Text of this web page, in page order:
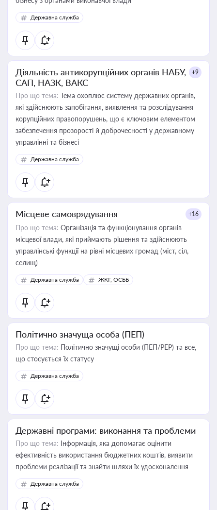
Державна служба
Діяльність антикорупційних органів НАБУ,
САП, НАЗК, ВАКС
+9
Про що тема: Тема охоплює систему державних органів,
які здійснюють запобігання, виявлення та розслідування
корупційних правопорушень, що є ключовим елементом
забезпечення прозорості й доброчесності у державному
управлінні та бізнесі
Державна служба
Місцеве самоврядування +16
Про що тема: Організація та функціонування органів
місцевої влади, які приймають рішення та здійснюють
управлінські функції на рівні місцевих громад (міст, сіл,
селищ)
Державна служба ЖКГ, ОСББ
Політично значуща особа (ПЕП)
Про що тема: Політично значущі особи (ПЕП/PEP) та все,
що стосується їх статусу
Державна служба
Державні програми: виконання та проблеми
Про що тема: Інформація, яка допомагає оцінити
ефективність використання бюджетних коштів, виявити
проблеми реалізації та знайти шляхи їх удосконалення
Державна служба